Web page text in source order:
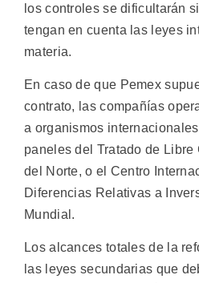
los controles se dificultarán
tengan en cuenta las leyes
materia.
En caso de que Pemex
contrato, las compañías
a organismos
paneles del Tratado de Libre
del Norte, o el Centro
Diferencias Relativas a
Mundial.
Los alcances totales de la
las leyes secundarias que